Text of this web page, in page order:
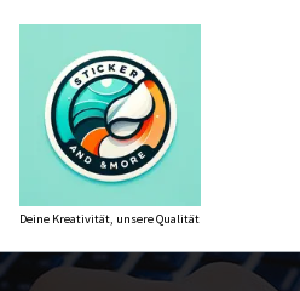
springen
Deine Kreativität, unsere Qualität